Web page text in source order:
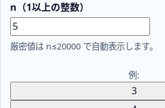
n（1以上の整数）
厳密値は n≤20000 で自動表示します。
例:
3